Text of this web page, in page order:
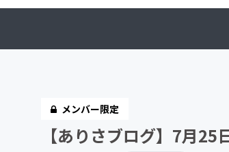
チャレンジ
メンバー限定
【ありさブログ】7月